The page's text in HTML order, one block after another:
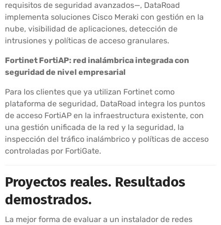
requisitos de seguridad avanzados—, DataRoad
implementa soluciones Cisco Meraki con gestión en la
nube, visibilidad de aplicaciones, detección de
intrusiones y políticas de acceso granulares.
Fortinet FortiAP: red inalámbrica integrada con
seguridad de nivel empresarial
Para los clientes que ya utilizan Fortinet como
plataforma de seguridad, DataRoad integra los puntos
de acceso FortiAP en la infraestructura existente, con
una gestión unificada de la red y la seguridad, la
inspección del tráfico inalámbrico y políticas de acceso
controladas por FortiGate.
Proyectos reales. Resultados
demostrados.
La mejor forma de evaluar a un instalador de redes